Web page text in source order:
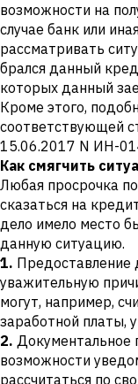
возможности на
случае банк или
рассматривать
брался данный
которых данный
Кроме этого,
соответствующей
15.06.2017 N ИН-
Как смягчить
Любая просрочка
сказаться на
дело имело место
данную ситуацию.
1.
уважительную
могут, например,
заработной платы,
2. Документальное
возможности
рассчитаться по